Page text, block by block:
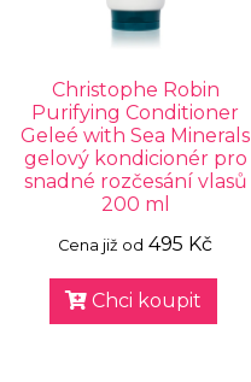
Christophe Robin
Purifying Conditioner
Geleé with Sea Minerals
gelový kondicionér pro
snadné rozčesání vlasů
200 ml
Cena již od 495 Kč
Chci koupit